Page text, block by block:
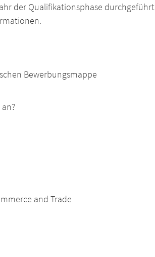
der Qualifikationsphase durchgeführt
Bewerbungsmappe
and Trade